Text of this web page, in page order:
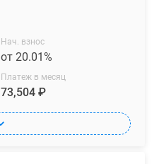
Нач. взнос
от 20.01%
Платеж в месяц
73,504 ₽